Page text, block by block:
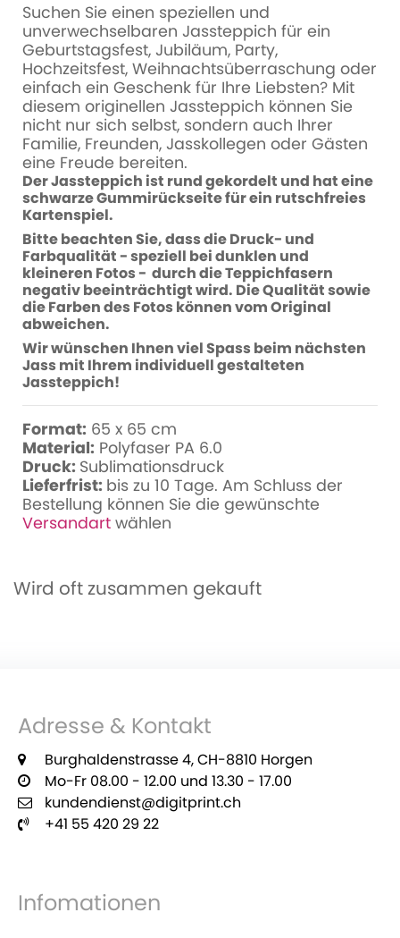
Suchen Sie einen speziellen und
unverwechselbaren Jassteppich für ein
Geburtstagsfest, Jubiläum, Party,
Hochzeitsfest, Weihnachtsüberraschung oder
einfach ein Geschenk für Ihre Liebsten? Mit
diesem originellen Jassteppich können Sie
nicht nur sich selbst, sondern auch Ihrer
Familie, Freunden, Jasskollegen oder Gästen
eine Freude bereiten.
Der Jassteppich ist rund gekordelt und hat eine
schwarze Gummirückseite für ein rutschfreies
Kartenspiel.
Bitte beachten Sie, dass die Druck- und
Farbqualität - speziell bei dunklen und
kleineren Fotos - durch die Teppichfasern
negativ beeinträchtigt wird. Die Qualität sowie
die Farben des Fotos können vom Original
abweichen.
Wir wünschen Ihnen viel Spass beim nächsten
Jass mit Ihrem individuell gestalteten
Jassteppich!
Format: 65 x 65 cm
Material: Polyfaser PA 6.0
Druck: Sublimationsdruck
Lieferfrist: bis zu 10 Tage. Am Schluss der
Bestellung können Sie die gewünschte
Versandart wählen
Wird oft zusammen gekauft
Adresse & Kontakt
Burghaldenstrasse 4, CH-8810 Horgen
Mo-Fr 08.00 - 12.00 und 13.30 - 17.00
kundendienst@digitprint.ch
+41 55 420 29 22
Infomationen